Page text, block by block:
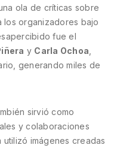
ola de críticas sobre
organizadores bajo
fue el
y Carla Ochoa
generando miles de
sirvió como
y colaboraciones
imágenes creadas